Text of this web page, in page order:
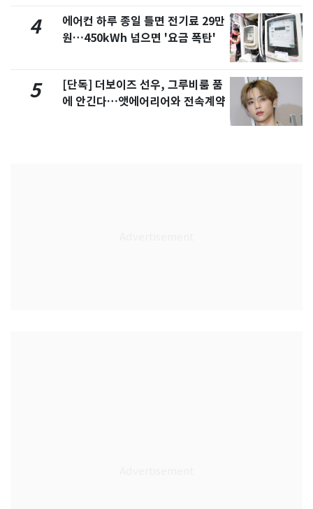
4
에어컨 하루 종일 틀면 전기료 29만
원…450kWh 넘으면 '요금 폭탄'
5
[단독] 더보이즈 선우, 그루비룸 품
에 안긴다…앳에어리어와 전속계약